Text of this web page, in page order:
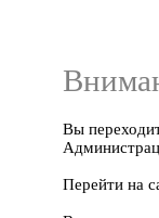
Вы
Перейти на